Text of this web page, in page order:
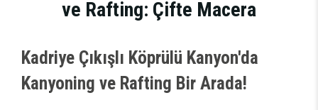
ve Rafting: Çifte Macera
Kadriye Çıkışlı Köprülü Kanyon'da
Kanyoning ve Rafting Bir Arada!